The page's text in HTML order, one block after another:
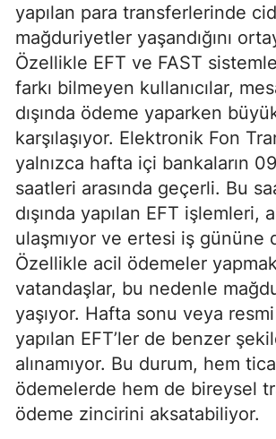
yapılan para transferlerinde
mağduriyetler yaşandığını
Özellikle EFT ve FAST
farkı bilmeyen kullanıcılar,
dışında ödeme yaparken
karşılaşıyor. Elektronik Fon
yalnızca hafta içi bankaların
saatleri arasında geçerli. Bu
dışında yapılan EFT işlemleri,
ulaşmıyor ve ertesi iş gününe
Özellikle acil ödemeler
vatandaşlar, bu nedenle
yaşıyor. Hafta sonu veya
yapılan EFT’ler de benzer
alınamıyor. Bu durum, hem
ödemelerde hem de bireysel
ödeme zincirini aksatabiliyor.